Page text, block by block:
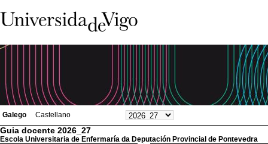
Galego Castellano
Guia docente 2026_27
Escola Universitaria de Enfermaría da Deputación Provincial de Pontevedra